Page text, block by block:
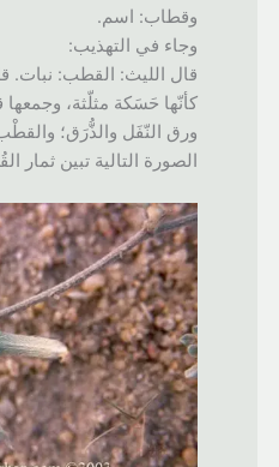
وقطاب: اسم.
وجاء في التهذيب:
قال الليث: القطب: نبات.
كأنّها حَسَكة مثلّثة،
ورق النّفَل والذُّرَق؛
الصورة التالية تبين ثمار